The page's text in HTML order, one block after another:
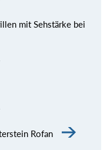
mit Sehstärke bei
Rofan